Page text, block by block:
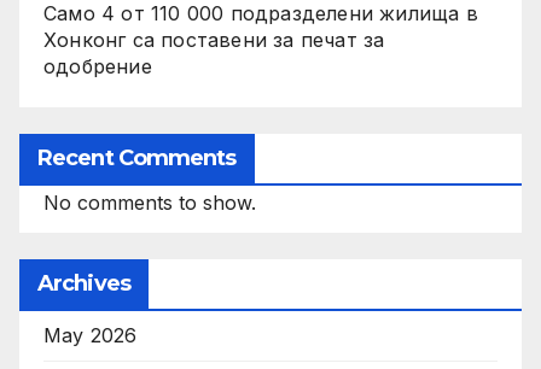
Само 4 от 110 000 подразделени жилища в
Хонконг са поставени за печат за
одобрение
Recent Comments
No comments to show.
Archives
May 2026